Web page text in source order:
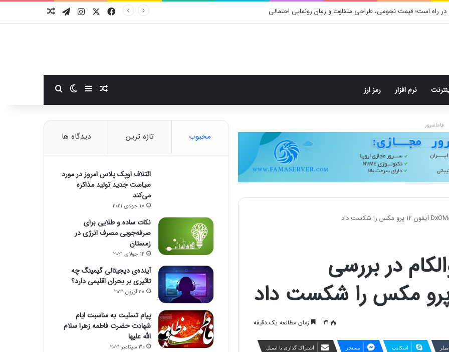
راه است؛ قیمت نجومی، طراحی متفاوت و زمان رونمایی احتمالی فیسبوکایکس اینستاگرام
تلگرام
نرم افزار رمز ارز نوشته تصادفی
سایدبارتغییر پوسته
فاماسرور
کوالکام در بررسی
31 زمان مطالعه یک دقیقه
اسکایپ مسنجر اشتراک گذاری با ایمیل
محبوب تازه ترین دیدگاه ها
ائتلاف اوپک پلاس امروز در مورد
سیاست جدید تولید مذاکره
می‌کند
18 جولای 2021
نکات ساده و طلایی برای
صرفه‌جویی مصرف انرژی در
زمستان
14 جولای 2021
آینده‌ی دیجیتالی گیمینگ چه
تاثیری بر بحران اقلیمی دارد؟
28 آوریل 2021
پیام تسلیت به مناسبت ایام
شهادت حضرت فاطمه زهرا سلام
الله علیها
30 سپتامبر 2021